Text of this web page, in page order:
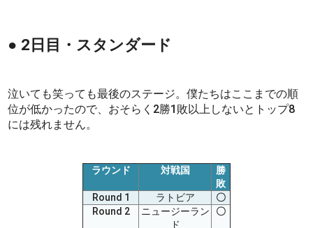
● 2日目・スタンダード
泣いても笑っても最後のステージ。僕たちはここまでの順
位が低かったので、おそらく2勝1敗以上しないとトップ8
には残れません。
ラウンド 対戦国
勝
敗
Round 1
ラトビア
〇
Round 2
ニュージーラン
ド
〇